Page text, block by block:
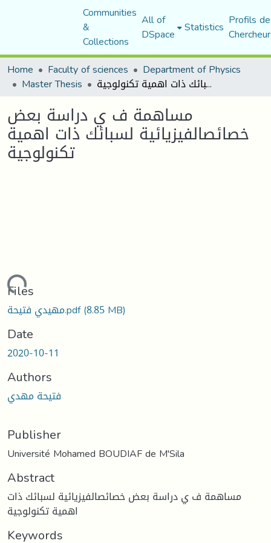
Communities
&
Collections
All of
DSpace Statistics Profils
Home
Faculty of sciences Department of Physics
Master Thesis مساهمة ف ي دراسة بعض خصائصالفيزيائية لسبائك ذات اهمية تكنولوجية
مساهمة ف ي دراسة بعض
خصائصالفيزيائية لسبائك ذات اهمية
تكنولوجية
Loading...
Files
مهيدي فتيحة.pdf(8.85 MB)
Date
2020-10-11
Authors
فتيحة مهدي
Publisher
Université Mohamed BOUDIAF de M'Sila
Abstract
مساهمة ف ي دراسة بعض خصائصالفيزيائية لسبائك ذات
اهمية تكنولوجية
Keywords